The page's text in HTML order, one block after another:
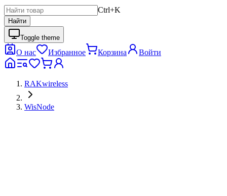
Ctrl+K
Найти
Toggle theme
О нас Избранное Корзина Войти
RAKwireless
WisNode